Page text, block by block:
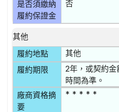
是否須繳納
履約保證金
否
其他
履約地點
其他
履約期限
2年，或契約
時間為準。
廠商資格摘
要
* * * * *